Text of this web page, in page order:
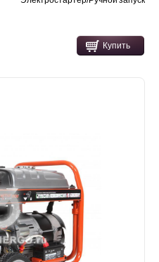
Купить